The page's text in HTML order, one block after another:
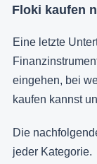
Floki kaufen
Eine letzte
eingehen, bei
kaufen kannst
Die
jeder Kategorie.